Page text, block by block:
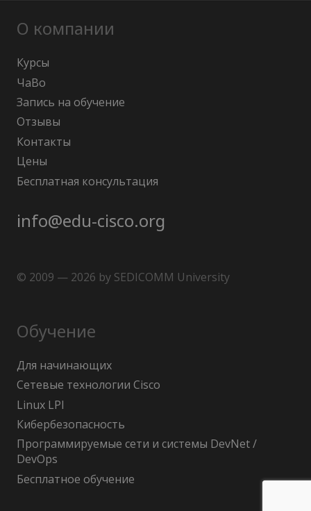
О компании
Курсы
ЧаВо
Запись на обучение
Отзывы
Контакты
Цены
Бесплатная консультация
info@edu-cisco.org
© 2009 — 2026 by SEDICOMM University
Обучение
Для начинающих
Сетевые технологии Cisco
Linux LPI
Кибербезопасность
Программируемые сети и системы DevNet /
DevOps
Бесплатное обучение